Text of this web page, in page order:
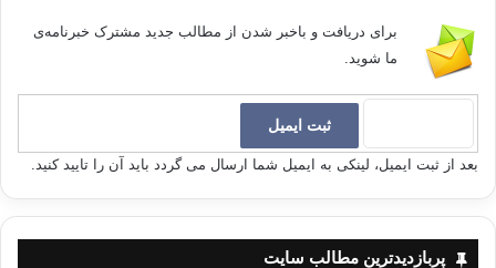
برای دریافت و باخبر شدن از مطالب جدید مشترک خبرنامه‌ی
ما شوید.
بعد از ثبت ایمیل، لینکی به ایمیل شما ارسال می گردد باید آن را تایید کنید.
پربازدیدترین مطالب سایت